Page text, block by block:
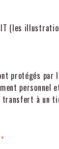
(les
protégés
personnel
transfert à un